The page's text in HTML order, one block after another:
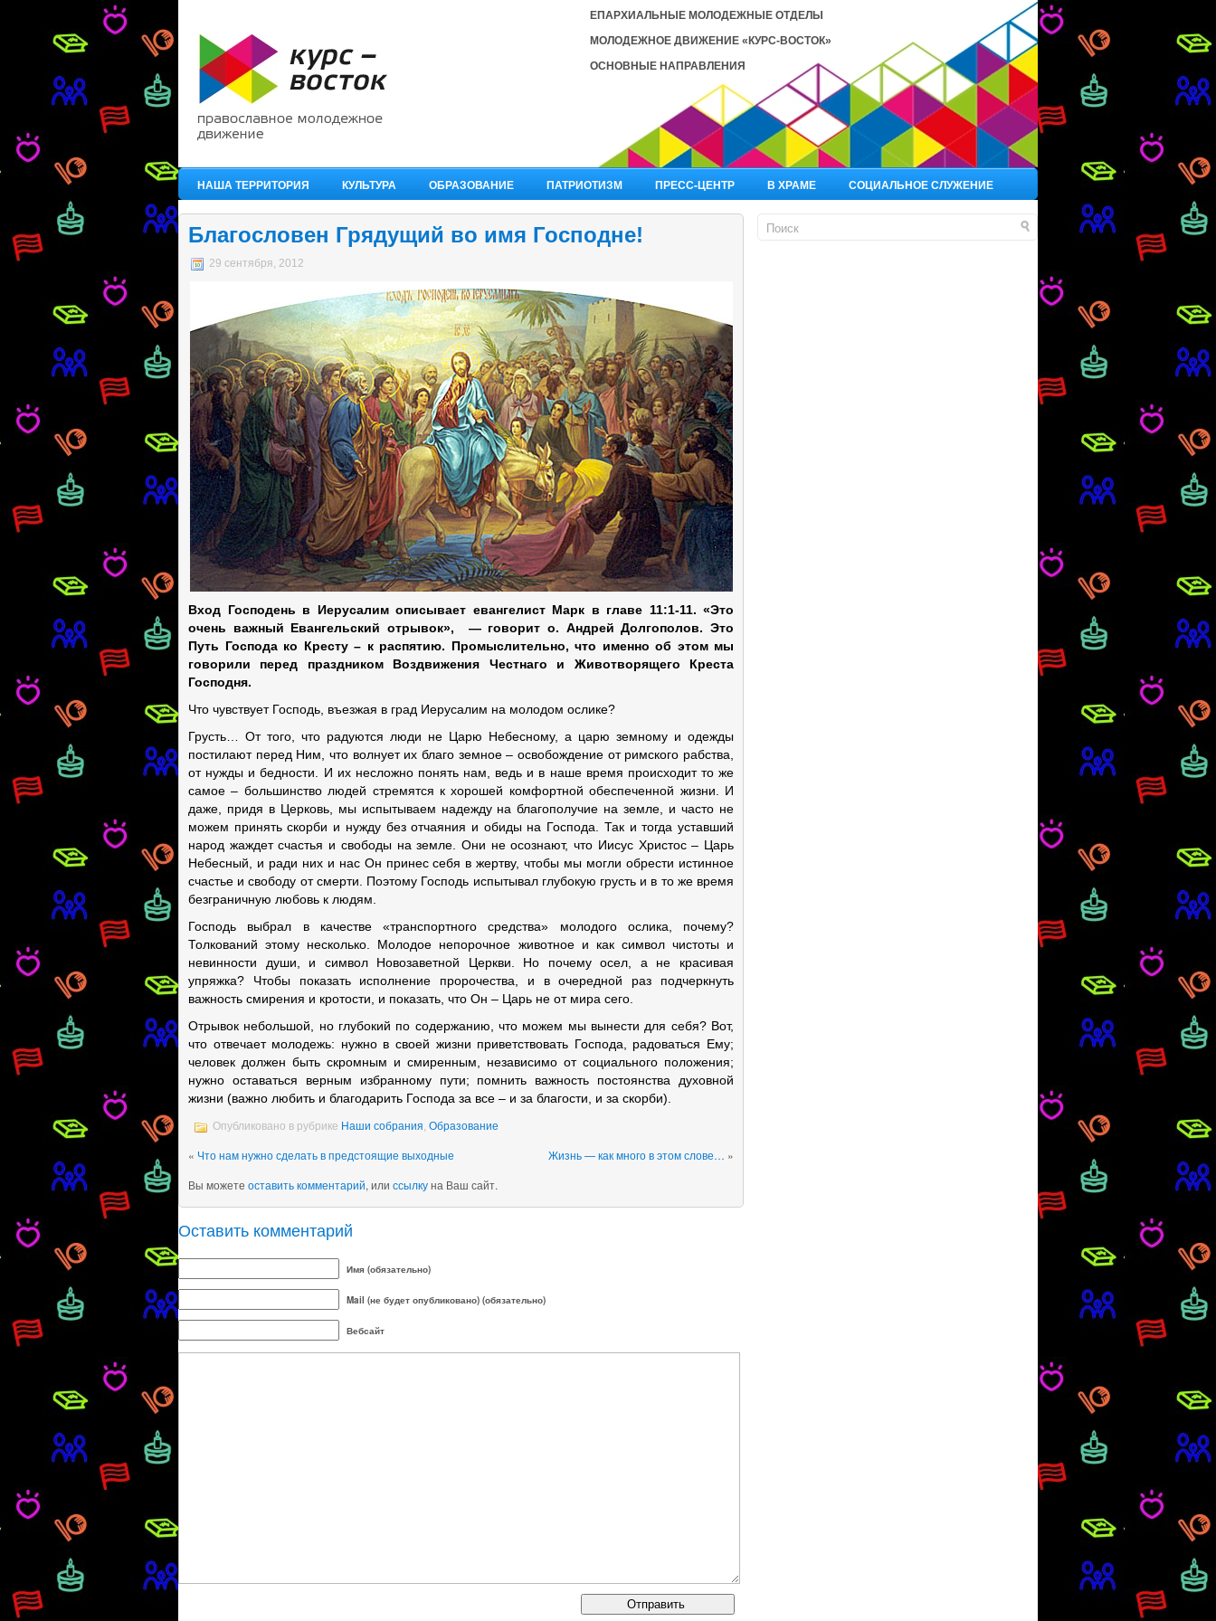
ЕПАРХИАЛЬНЫЕ МОЛОДЕЖНЫЕ ОТДЕЛЫ
МОЛОДЕЖНОЕ ДВИЖЕНИЕ «КУРС-ВОСТОК»
ОСНОВНЫЕ НАПРАВЛЕНИЯ
НАША ТЕРРИТОРИЯ КУЛЬТУРА ОБРАЗОВАНИЕ ПАТРИОТИЗМ ПРЕСС-ЦЕНТР В ХРАМЕ СОЦИАЛЬНОЕ СЛУЖЕНИЕ
Благословен Грядущий во имя Господне!
29 сентября, 2012
Вход Господень в Иерусалим описывает евангелист Марк в главе 11:1-11. «Это
очень важный Евангельский отрывок», — говорит о. Андрей Долгополов. Это
Путь Господа ко Кресту – к распятию. Промыслительно, что именно об этом мы
говорили перед праздником Воздвижения Честнаго и Животворящего Креста
Господня.
Что чувствует Господь, въезжая в град Иерусалим на молодом ослике?
Грусть… От того, что радуются люди не Царю Небесному, а царю земному и одежды
постилают перед Ним, что волнует их благо земное – освобождение от римского рабства,
от нужды и бедности. И их несложно понять нам, ведь и в наше время происходит то же
самое – большинство людей стремятся к хорошей комфортной обеспеченной жизни. И
даже, придя в Церковь, мы испытываем надежду на благополучие на земле, и часто не
можем принять скорби и нужду без отчаяния и обиды на Господа. Так и тогда уставший
народ жаждет счастья и свободы на земле. Они не осознают, что Иисус Христос – Царь
Небесный, и ради них и нас Он принес себя в жертву, чтобы мы могли обрести истинное
счастье и свободу от смерти. Поэтому Господь испытывал глубокую грусть и в то же время
безграничную любовь к людям.
Господь выбрал в качестве «транспортного средства» молодого ослика, почему?
Толкований этому несколько. Молодое непорочное животное и как символ чистоты и
невинности души, и символ Новозаветной Церкви. Но почему осел, а не красивая
упряжка? Чтобы показать исполнение пророчества, и в очередной раз подчеркнуть
важность смирения и кротости, и показать, что Он – Царь не от мира сего.
Отрывок небольшой, но глубокий по содержанию, что можем мы вынести для себя? Вот,
что отвечает молодежь: нужно в своей жизни приветствовать Господа, радоваться Ему;
человек должен быть скромным и смиренным, независимо от социального положения;
нужно оставаться верным избранному пути; помнить важность постоянства духовной
жизни (важно любить и благодарить Господа за все – и за благости, и за скорби).
Опубликовано в рубрике Наши собрания, Образование
« Что нам нужно сделать в предстоящие выходные Жизнь — как много в этом слове… »
Вы можете оставить комментарий, или ссылкуна Ваш сайт.
Оставить комментарий
Имя (обязательно)
Mail (не будет опубликовано) (обязательно)
Вебсайт